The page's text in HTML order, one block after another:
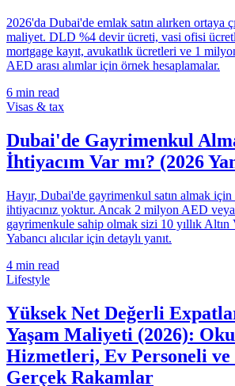
2026'da Dubai'de emlak satın alırken ortaya
maliyet. DLD %4 devir ücreti, vasi ofisi
mortgage kayıt, avukatlık ücretleri ve 1
AED arası alımlar için örnek hesaplamalar.
6 min read
Visas & tax
Dubai'de Gayrimenkul
İhtiyacım Var mı? (2026
Hayır, Dubai'de gayrimenkul satın almak
ihtiyacınız yoktur. Ancak 2 milyon AED
gayrimenkule sahip olmak sizi 10 yıllık
Yabancı alıcılar için detaylı yanıt.
4 min read
Lifestyle
Yüksek Net Değerli
Yaşam Maliyeti (2026):
Hizmetleri, Ev Personeli
Gerçek Rakamlar